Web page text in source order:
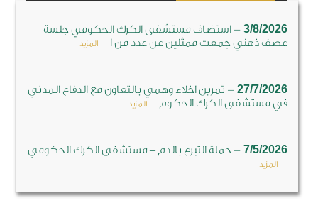
3/8/2026
-استضاف مستشفى الكرك الحكومي جلسة
عصف ذهني جمعت ممثلين عن عدد من ا
المزيد
27/7/2026
-تمرين اخلاء وهمي بالتعاون مع الدفاع المدني
في مستشفى الكرك الحكوم
المزيد
7/5/2026
-حملة التبرع بالدم – مستشفى الكرك الحكومي